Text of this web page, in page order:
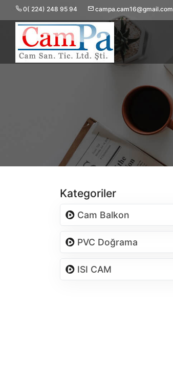
0( 224) 248 95 94 campa.cam16@gmail.com
Kategoriler
Cam Balkon
PVC Doğrama
ISI CAM